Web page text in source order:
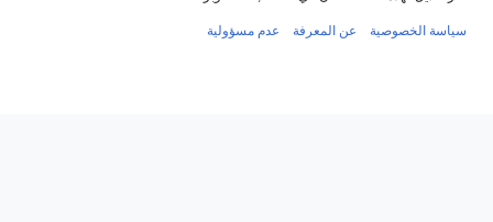
سياسة الخصوصية عن المعرفة عدم مسؤولية